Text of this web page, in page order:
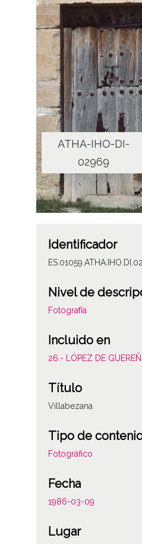
ATHA-IHO-DI-
02969
Identificador
Nivel de
Fotografía
Incluido en
26.- LÓPEZ DE
Título
Villabezana
Tipo de
Fotográfico
Fecha
1986-03-09
Lugar